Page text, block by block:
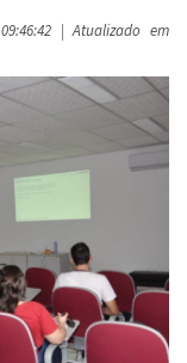
| Atualizado em